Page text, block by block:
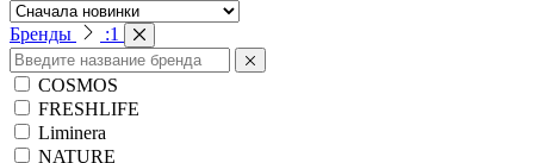
Бренды :1
COSMOS
FRESHLIFE
Liminera
NATURE